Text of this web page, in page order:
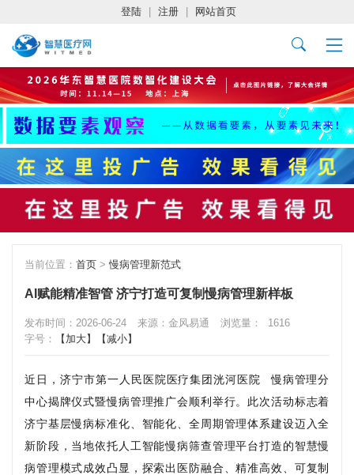
登陆 注册 网站首页
当前位置： 首页 > 慢病管理新范式
AI赋能精准智管 济宁打造可复制慢病管理新样板
发布时间：2026-06-24 来源：金风易通 浏览量：
1616
字号：
【加大】 【减小】
近日 ，济宁市第一人民医院医疗集团洸河医院
慢病管理分
中心揭牌仪式暨慢病管理推广会顺利举行。此次活动标志着
济宁基层慢病标准化、智能化、全周期管理体系建设迈入全
新阶段，当地依托人工智能慢病筛查管理平台打造的智慧慢
病管理模式成效凸显，探索出医防融合、精准高效、可复制